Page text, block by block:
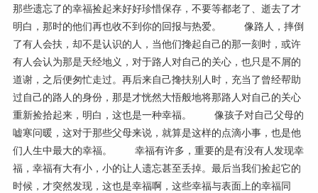
那些遗忘了的幸福捡起来好好珍惜保存，不要等都老了、逝去了才
明白，那时的他们再也收不到你的回报与热爱。 像路人，摔倒
了有人会扶，却不是认识的人，当他们搀起自己的那一刻时，或许
有人会认为那是天经地义，对于路人对自己的关心，也只是不屑的
道谢，之后便匆忙走过。再后来自己搀扶别人时，充当了曾经帮助
过自己的路人的身份，那是才恍然大悟般地将那路人对自己的关心
重新捡拾起来，明白，这也是一种幸福。 像孩子对自己父母的
嘘寒问暖，这对于那些父母来说，就算是这样的点滴小事，也是他
们人生中最大的幸福。 幸福有许多，重要的是有没有人发现幸
福，幸福有大有小，小的让人遗忘甚至丢掉。最后当我们捡起它的
时候，才突然发现，这也是幸福啊，这些幸福与表面上的幸福同